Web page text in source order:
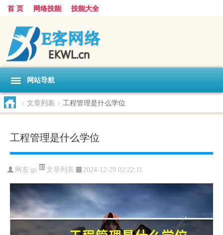
首 页 网络技能 技能大全
网站导航
> 文章列表 > 工程管理是什么学位
工程管理是什么学位
网友:gc 文章列表 2024-12-29 02:22:11